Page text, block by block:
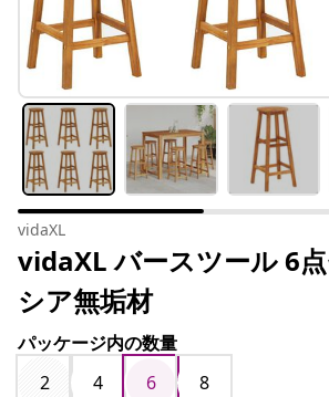
vidaXL
vidaXL バースツール 6
シア無垢材
パッケージ内の数量
2
4 6 8